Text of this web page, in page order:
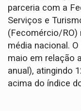
parceria com a
Serviços e
(Fecomércio/RO)
média nacional.
maio em relação
anual), atingindo
acima do índice